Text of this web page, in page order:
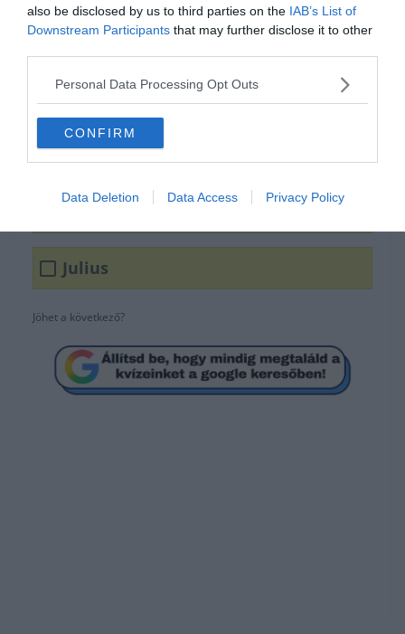
also be disclosed by us to third parties on the IAB’s List of
Downstream Participants that may further disclose it to other
Personal Data Processing Opt Outs
CONFIRM
Data Deletion Data Access Privacy Policy
0%
Mi volt Bokányi Dezső
művészneve?
Boka
Julius
Jöhet a következő?